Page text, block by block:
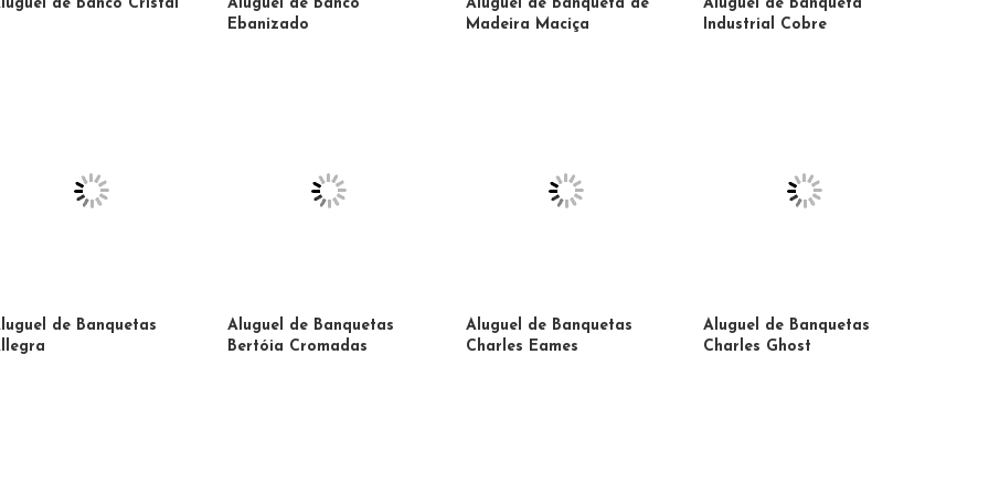
de Banco Cristal
Aluguel de Banco
Ebanizado
Aluguel de Banqueta de
Madeira Maciça
Aluguel de Banqueta
Industrial Cobre
de Banquetas
Aluguel de Banquetas
Bertóia Cromadas
Aluguel de Banquetas
Charles Eames
Aluguel de Banquetas
Charles Ghost